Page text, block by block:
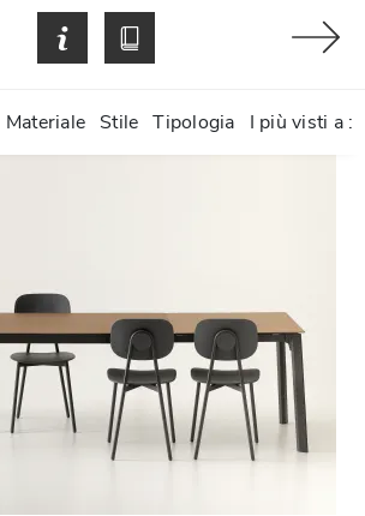
Materiale Stile Tipologia I più visti a :